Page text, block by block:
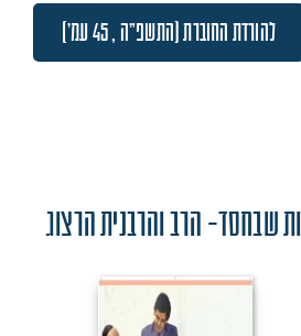
להורדת החוברת (התשפ"ה , 45 עמ')
שבחסד- הרב והרבנית הרצוג